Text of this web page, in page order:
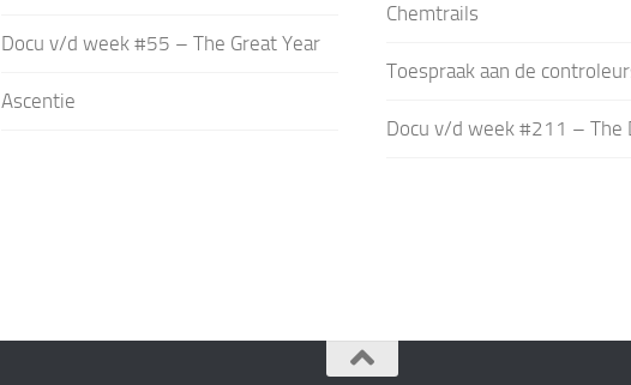
Docu v/d week #55 – The Great Year
Ascentie
Chemtrails
Toespraak aan de
Docu v/d week #211 – The